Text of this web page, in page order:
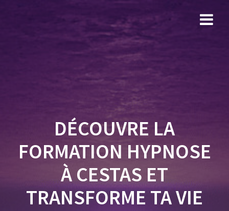
Skip
content
DÉCOUVRE LA
FORMATION HYPNOSE
À CESTAS ET
TRANSFORME TA VIE